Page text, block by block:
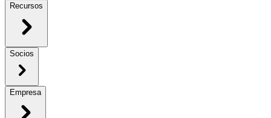
Recursos
Socios
Empresa